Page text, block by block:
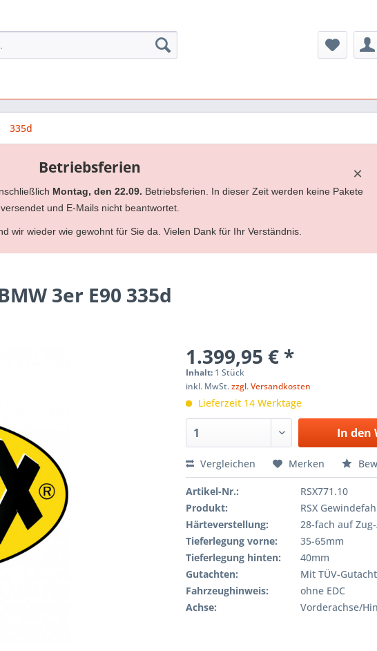
335d
×
Betriebsferien
Montag, den 22.09. Betriebsferien. In dieser Zeit werden keine Pakete
versendet und E-Mails nicht beantwortet.
wir wieder wie gewohnt für Sie da. Vielen Dank für Ihr Verständnis.
3er E90 335d
1.399,95 € *
Inhalt: 1 Stück
inkl. MwSt.zzgl. Versandkosten
Lieferzeit 14 Werktage
In den
Vergleichen Merken
Artikel-Nr.:
RSX771.10
Produkt:
RSX
Härteverstellung:
28-fach auf
Tieferlegung vorne:
35-65mm
Tieferlegung hinten:
40mm
Gutachten:
Mit TÜV-
Fahrzeughinweis:
ohne EDC
Achse:
Vorderachse/